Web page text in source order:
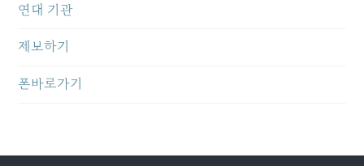
연대 기관
제보하기
폰바로가기